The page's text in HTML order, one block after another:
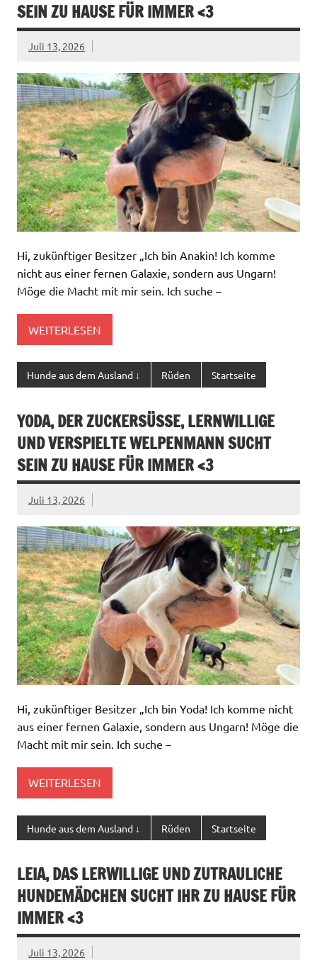
SEIN ZU HAUSE FÜR IMMER <3
Juli 13, 2026
Hi, zukünftiger Besitzer „Ich bin Anakin! Ich komme
nicht aus einer fernen Galaxie, sondern aus Ungarn!
Möge die Macht mit mir sein. Ich suche –
WEITERLESEN
Hunde aus dem Ausland ↓ Rüden Startseite
YODA, DER ZUCKERSÜSSE, LERNWILLIGE U
ND VERSPIELTE WELPENMANN SUCHT S
EIN ZU HAUSE FÜR IMMER <3
Juli 13, 2026
Hi, zukünftiger Besitzer „Ich bin Yoda! Ich komme nicht
aus einer fernen Galaxie, sondern aus Ungarn! Möge die
Macht mit mir sein. Ich suche –
WEITERLESEN
Hunde aus dem Ausland ↓ Rüden Startseite
LEIA, DAS LERWILLIGE UND ZUTRAULICHE
HUNDEMÄDCHEN SUCHT IHR ZU HAUSE FÜR
IMMER <3
Juli 13, 2026